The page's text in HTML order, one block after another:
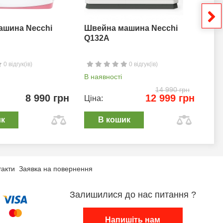
Necchi
0 відгук(ів)
8 990 грн
Швейна машина Necchi
Q132A
0 відгук(ів)
В наявності
14 990 грн
Ціна: 12 999 грн
В кошик
Заявка на повернення
Залишилися до нас питання ?
Напишіть нам